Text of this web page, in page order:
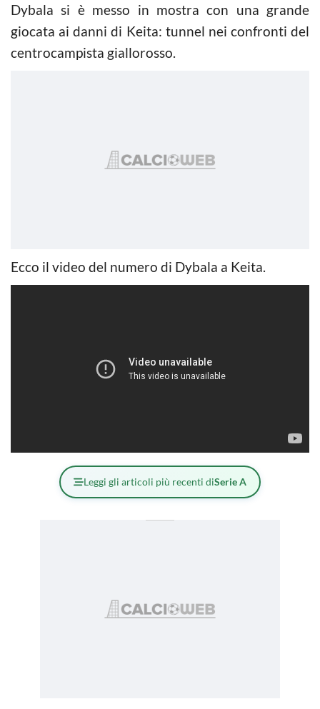
Dybala si è messo in mostra con una grande
giocata ai danni di Keita: tunnel nei confronti del
centrocampista giallorosso.
Ecco il video del numero di Dybala a Keita.
Leggi gli articoli più recenti diSerie A